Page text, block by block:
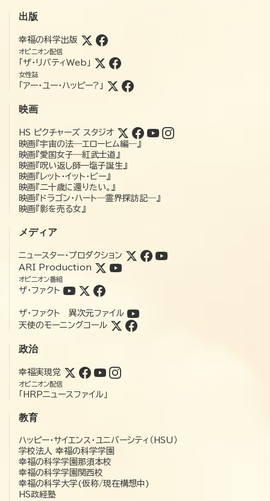
出版
幸福の科学出版
オピニオン配信
「ザ・リバティWeb」
女性誌
「アー・ユー・ハッピー?」
映画
HS ピクチャーズ スタジオ
映画『宇宙の法―エローヒム編―』
映画『愛国女子―紅武士道』
映画『呪い返し師—塩子誕生』
映画『レット・イット・ビー』
映画『二十歳に還りたい。』
映画『ドラゴン・ハート―霊界探訪記―』
映画『影を売る女』
メディア
ニュースター・プロダクション
ARI Production
オピニオン番組
ザ・ファクト
ザ・ファクト 異次元ファイル
天使のモーニングコール
政治
幸福実現党
オピニオン配信
「HRPニュースファイル」
教育
ハッピー・サイエンス・ユニバーシティ（HSU）
学校法人 幸福の科学学園
幸福の科学学園那須本校
幸福の科学学園関西校
幸福の科学大学(仮称/現在構想中)
HS政経塾